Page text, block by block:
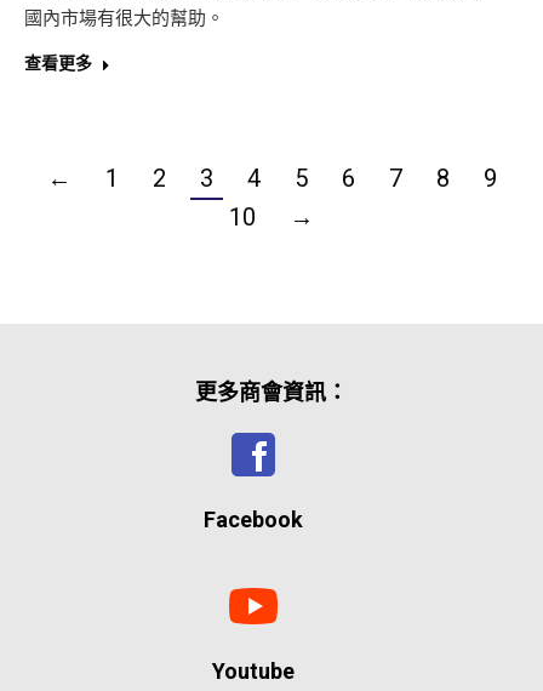
國內市場有很大的幫助。
查看更多
← 1 2 3 4 5 6 7 8
9
10
→
更多商會資訊：
Facebook
Youtube